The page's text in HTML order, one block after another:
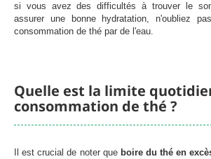
si vous avez des difficultés à trouver le
assurer une bonne hydratation, n'oubliez
consommation de thé par de l'eau.
Quelle est la limite
consommation de thé ?
Il est crucial de noter que boire du thé en